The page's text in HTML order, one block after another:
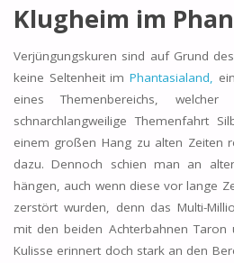
Klugheim im
Verjüngungskuren sind auf Grund
keine Seltenheit im Phantasialand,
eines Themenbereichs,
schnarchlangweilige Themenfahrt
einem großen Hang zu alten Zeiten
dazu. Dennoch schien man an
hängen, auch wenn diese vor lange
zerstört wurden, denn das Multi-
mit den beiden Achterbahnen Taron
Kulisse erinnert doch stark an den